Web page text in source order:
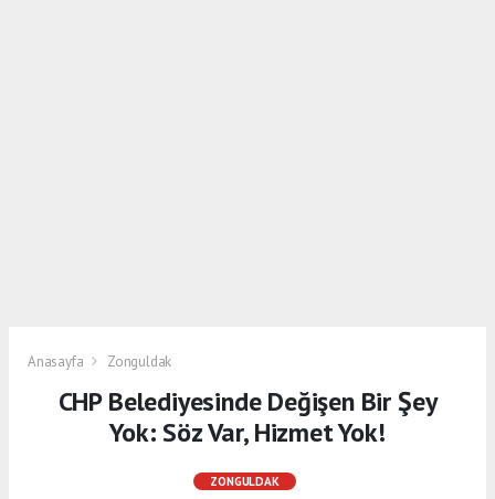
Anasayfa Zonguldak
CHP Belediyesinde Değişen Bir Şey
Yok: Söz Var, Hizmet Yok!
ZONGULDAK